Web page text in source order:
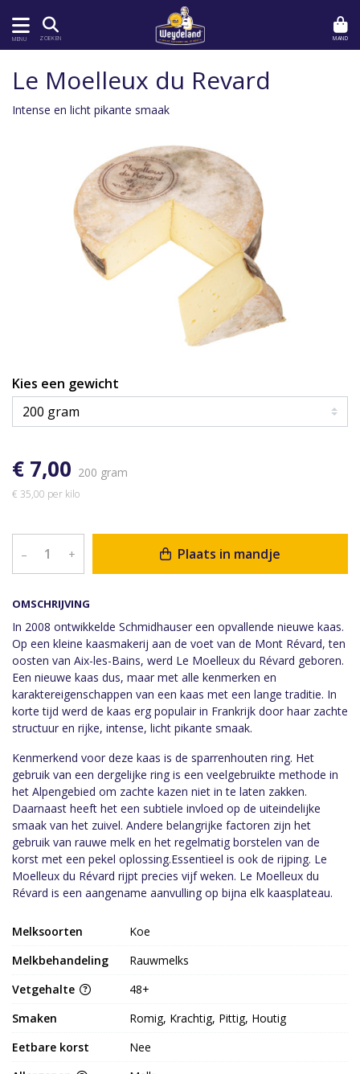
MENU ZOEKEN MAND
OMSCHRIJVING
In 2008 ontwikkelde Schmidhauser een opvallende nieuwe kaas.
Op een kleine kaasmakerij aan de voet van de Mont Révard, ten
oosten van Aix-les-Bains, werd Le Moelleux du Révard geboren.
Een nieuwe kaas dus, maar met alle kenmerken en
karaktereigenschappen van een kaas met een lange traditie. In
korte tijd werd de kaas erg populair in Frankrijk door haar zachte
structuur en rijke, intense, licht pikante smaak.
Kenmerkend voor deze kaas is de sparrenhouten ring. Het
gebruik van een dergelijke ring is een veelgebruikte methode in
het Alpengebied om zachte kazen niet in te laten zakken.
Daarnaast heeft het een subtiele invloed op de uiteindelijke
smaak van het zuivel. Andere belangrijke factoren zijn het
gebruik van rauwe melk en het regelmatig borstelen van de
korst met een pekel oplossing.Essentieel is ook de rijping. Le
Moelleux du Révard rijpt precies vijf weken. Le Moelleux du
Révard is een aangename aanvulling op bijna elk kaasplateau.
Le Moelleux du Revard
Intense en licht pikante smaak
Kies een gewicht
€ 7,00 200 gram
€ 35,00 per kilo
– + Plaats in mandje
Melksoorten
Koe
Melkbehandeling
Rauwmelks
Vetgehalte
48+
Smaken
Romig, Krachtig, Pittig, Houtig
Eetbare korst
Nee